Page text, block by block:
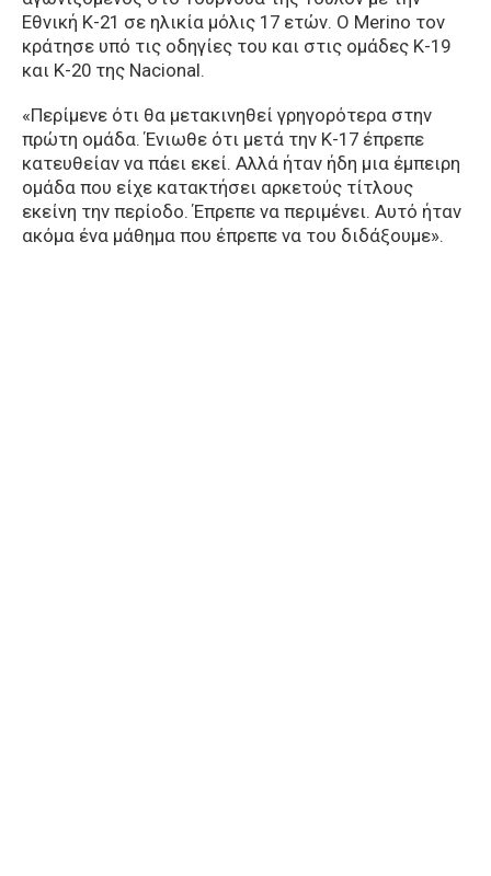
Εθνική Κ-21 σε ηλικία μόλις 17 ετών. Ο Merino τον
κράτησε υπό τις οδηγίες του και στις ομάδες Κ-19
και Κ-20 της Nacional.
«Περίμενε ότι θα μετακινηθεί γρηγορότερα στην
πρώτη ομάδα. Ένιωθε ότι μετά την Κ-17 έπρεπε
κατευθείαν να πάει εκεί. Αλλά ήταν ήδη μια έμπειρη
ομάδα που είχε κατακτήσει αρκετούς τίτλους
εκείνη την περίοδο. Έπρεπε να περιμένει. Αυτό ήταν
ακόμα ένα μάθημα που έπρεπε να του διδάξουμε».